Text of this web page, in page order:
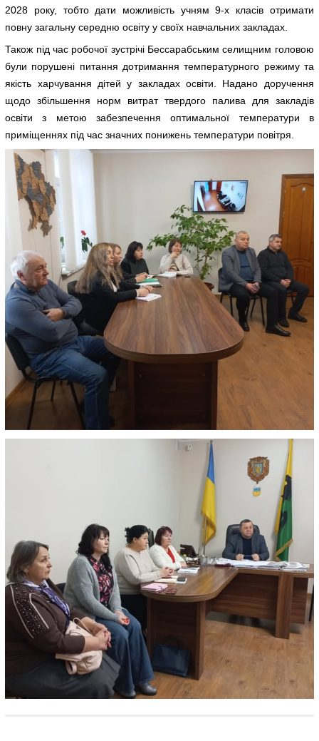
2028 року, тобто дати можливість учням 9-х класів отримати
повну загальну середню освіту у своїх навчальних закладах.
Також під час робочої зустрічі Бессарабським селищним головою
були порушені питання дотримання температурного режиму та
якість харчування дітей у закладах освіти. Надано доручення
щодо збільшення норм витрат твердого палива для закладів
освіти з метою забезпечення оптимальної температури в
приміщеннях під час значних понижень температури повітря.